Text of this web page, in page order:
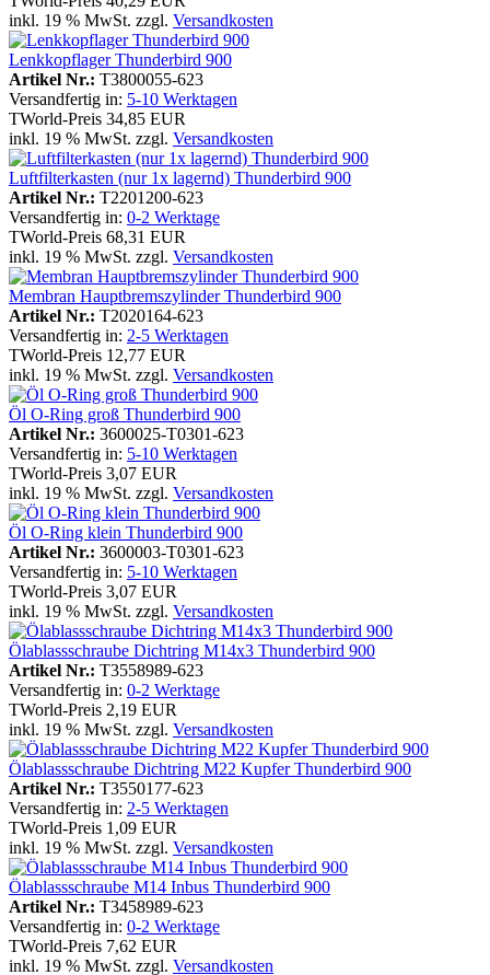
inkl. 19 % MwSt. zzgl. Versandkosten
Lenkkopflager Thunderbird 900
Artikel Nr.: T3800055-623
Versandfertig in: 5-10 Werktagen
TWorld-Preis 34,85 EUR
inkl. 19 % MwSt. zzgl. Versandkosten
Luftfilterkasten (nur 1x lagernd) Thunderbird 900
Artikel Nr.: T2201200-623
Versandfertig in: 0-2 Werktage
TWorld-Preis 68,31 EUR
inkl. 19 % MwSt. zzgl. Versandkosten
Membran Hauptbremszylinder Thunderbird 900
Artikel Nr.: T2020164-623
Versandfertig in: 2-5 Werktagen
TWorld-Preis 12,77 EUR
inkl. 19 % MwSt. zzgl. Versandkosten
Öl O-Ring groß Thunderbird 900
Artikel Nr.: 3600025-T0301-623
Versandfertig in: 5-10 Werktagen
TWorld-Preis 3,07 EUR
inkl. 19 % MwSt. zzgl. Versandkosten
Öl O-Ring klein Thunderbird 900
Artikel Nr.: 3600003-T0301-623
Versandfertig in: 5-10 Werktagen
TWorld-Preis 3,07 EUR
inkl. 19 % MwSt. zzgl. Versandkosten
Ölablassschraube Dichtring M14x3 Thunderbird 900
Artikel Nr.: T3558989-623
Versandfertig in: 0-2 Werktage
TWorld-Preis 2,19 EUR
inkl. 19 % MwSt. zzgl. Versandkosten
Ölablassschraube Dichtring M22 Kupfer Thunderbird 900
Artikel Nr.: T3550177-623
Versandfertig in: 2-5 Werktagen
TWorld-Preis 1,09 EUR
inkl. 19 % MwSt. zzgl. Versandkosten
Ölablassschraube M14 Inbus Thunderbird 900
Artikel Nr.: T3458989-623
Versandfertig in: 0-2 Werktage
TWorld-Preis 7,62 EUR
inkl. 19 % MwSt. zzgl. Versandkosten